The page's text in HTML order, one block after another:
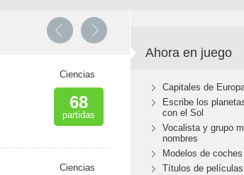
Ciencias
68
partidas
Ciencias
Ahora en juego
Capitales de
Escribe los
con el Sol
Vocalista y grupo
nombres
Modelos de
Títulos de